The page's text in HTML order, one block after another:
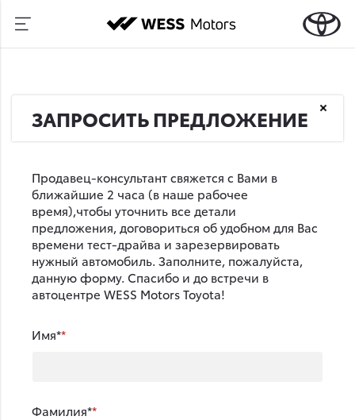
ЗАПРОСИТЬ ПРЕДЛОЖЕНИЕ
Продавец-консультант свяжется с Вами в
ближайшие 2 часа (в наше рабочее
время),чтобы уточнить все детали
предложения, договориться об удобном для Вас
времени тест-драйва и зарезервировать
нужный автомобиль. Заполните, пожалуйста,
данную форму. Спасибо и до встречи в
автоцентре WESS Motors Toyota!
Имя*
Фамилия*